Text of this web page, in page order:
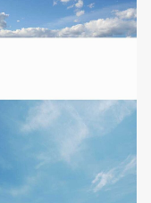
無料ダウンロード